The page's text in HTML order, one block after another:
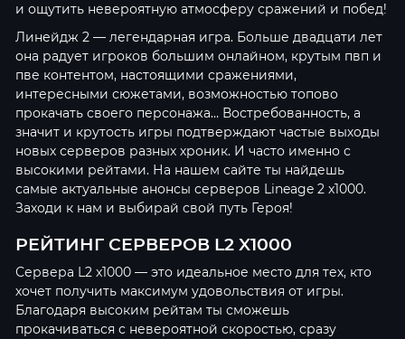
и ощутить невероятную атмосферу сражений и побед!
Линейдж 2 — легендарная игра. Больше двадцати лет
она радует игроков большим онлайном, крутым пвп и
пве контентом, настоящими сражениями,
интересными сюжетами, возможностью топово
прокачать своего персонажа… Востребованность, а
значит и крутость игры подтверждают частые выходы
новых серверов разных хроник. И часто именно с
высокими рейтами. На нашем сайте ты найдешь
самые актуальные анонсы серверов Lineage 2 x1000.
Заходи к нам и выбирай свой путь Героя!
РЕЙТИНГ СЕРВЕРОВ L2 X1000
Сервера L2 x1000 — это идеальное место для тех, кто
хочет получить максимум удовольствия от игры.
Благодаря высоким рейтам ты сможешь
прокачиваться с невероятной скоростью, сразу